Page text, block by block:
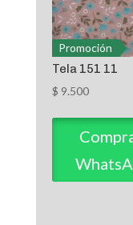
Promoción
Tela 151 11
$ 9.500